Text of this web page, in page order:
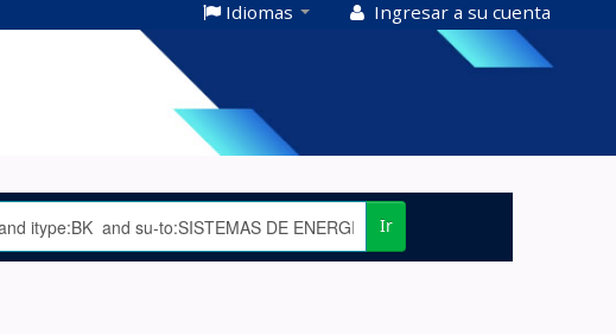
Idiomas Ingresar a su cuenta
Ir